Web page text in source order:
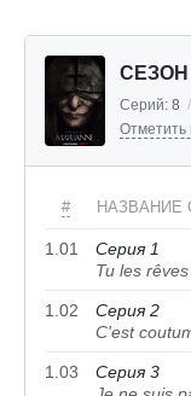
СЕЗОН
Серий: 8 /
Отметить
# НАЗВАНИЕ
1.01
Серия 1
Tu les rêves
1.02
Серия 2
C'est
1.03
Серия 3